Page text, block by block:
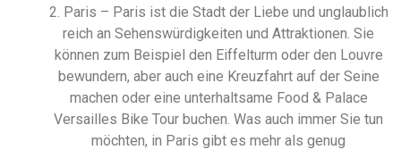
2. Paris – Paris ist die Stadt der Liebe und unglaublich
reich an Sehenswürdigkeiten und Attraktionen. Sie
können zum Beispiel den Eiffelturm oder den Louvre
bewundern, aber auch eine Kreuzfahrt auf der Seine
machen oder eine unterhaltsame Food & Palace
Versailles Bike Tour buchen. Was auch immer Sie tun
möchten, in Paris gibt es mehr als genug